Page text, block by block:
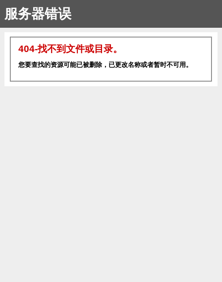
服务器错误
404-找不到文件或目录。
您要查找的资源可能已被删除，已更改名称或者暂时不可用。